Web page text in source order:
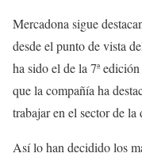
Mercadona sigue
desde el punto de vista
ha sido el de la 7ª
que la compañía ha
trabajar en el sector de
Así lo han decidido los